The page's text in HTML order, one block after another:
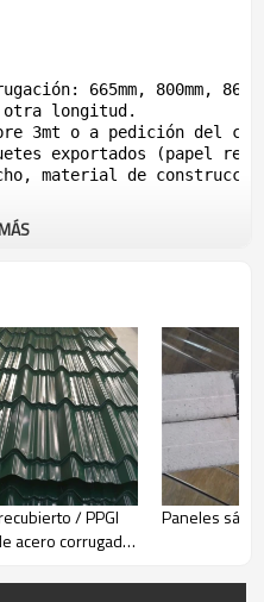
665mm, 800mm,
otra longitud.
3mt o a pedición del
exportados (papel
material de
/ PPGI
acero corrugado
Paneles